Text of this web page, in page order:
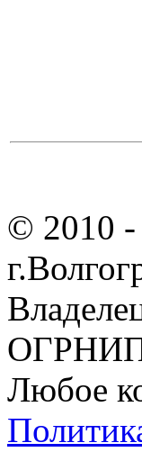
© 2010 -
ОГРНИП
Любое